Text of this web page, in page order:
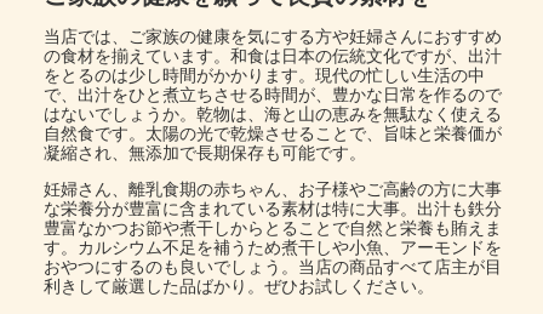
当店では、ご家族の健康を気にする方や妊婦さんにおすすめ
の食材を揃えています。和食は日本の伝統文化ですが、出汁
をとるのは少し時間がかかります。現代の忙しい生活の中
で、出汁をひと煮立ちさせる時間が、豊かな日常を作るので
はないでしょうか。乾物は、海と山の恵みを無駄なく使える
自然食です。太陽の光で乾燥させることで、旨味と栄養価が
凝縮され、無添加で長期保存も可能です。
妊婦さん、離乳食期の赤ちゃん、お子様やご高齢の方に大事
な栄養分が豊富に含まれている素材は特に大事。出汁も鉄分
豊富なかつお節や煮干しからとることで自然と栄養も賄えま
す。カルシウム不足を補うため煮干しや小魚、アーモンドを
おやつにするのも良いでしょう。当店の商品すべて店主が目
利きして厳選した品ばかり。ぜひお試しください。